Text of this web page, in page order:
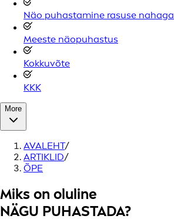
Näo puhastamine rasuse nahaga
Meeste näopuhastus
Kokkuvõte
KKK
More
AVALEHT/
ARTIKLID/
ÕPE
Miks on oluline
NÄGU PUHASTADA?